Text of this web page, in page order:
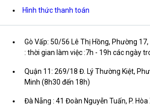
Hình thức thanh toán
Gò Vấp: 50/56 Lê Thị Hồng, Phường 17,
: thời gian làm việc :7h - 19h các ngày
Quận 11: 269/18 Đ. Lý Thường Kiệt,
Minh (8h30 đến 18h)
Đà Nẵng : 41 Đoàn Nguyễn Tuấn, P. Hòa